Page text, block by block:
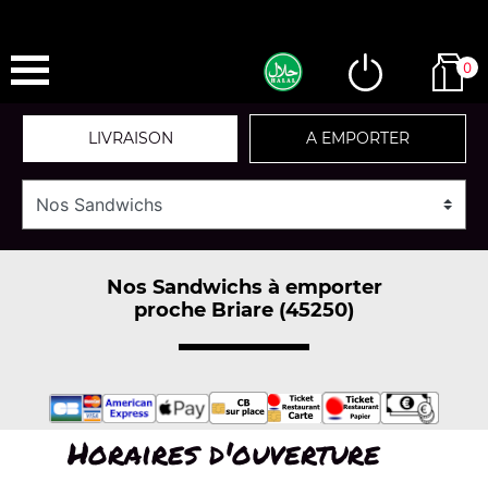
0
LIVRAISON A EMPORTER
Nos Sandwichs à emporter
proche Briare (45250)
Horaires d'ouverture